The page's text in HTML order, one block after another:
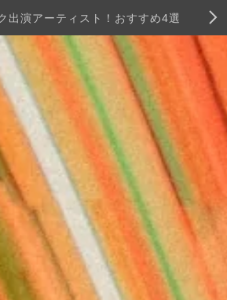
出演アーティスト！おすすめ4選